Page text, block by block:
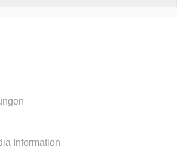
Information